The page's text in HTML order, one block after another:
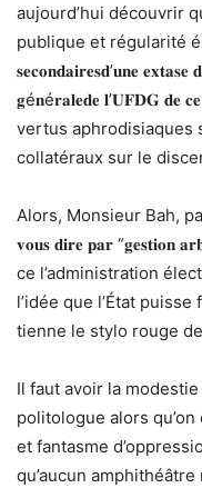
aujourd’hui découvrir
publique et régularité
𝐬𝐞𝐜𝐨𝐧𝐝𝐚𝐢𝐫𝐞𝐬𝐝’𝐮𝐧𝐞 𝐞𝐱𝐭𝐚𝐬𝐞
𝐠é𝐧é𝐫𝐚𝐥𝐞𝐝𝐞 𝐥’𝐔𝐅𝐃𝐆 𝐝𝐞 𝐜𝐞
vertus aphrodisiaques
collatéraux sur le
Alors, Monsieur Bah,
𝐯𝐨𝐮𝐬 𝐝𝐢𝐫𝐞 𝐩𝐚𝐫 “𝐠𝐞𝐬𝐭𝐢𝐨𝐧
ce l’administration
l’idée que l’État
tienne le stylo rouge
Il faut avoir la
politologue alors
et fantasme
qu’aucun